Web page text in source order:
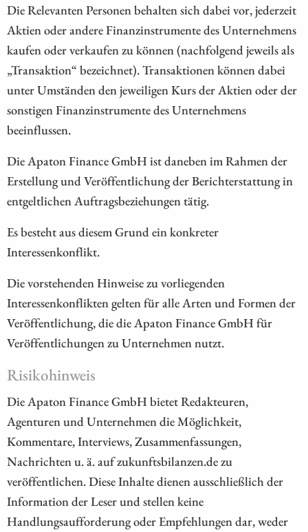
Die Relevanten Personen behalten sich dabei vor, jederzeit
Aktien oder andere Finanzinstrumente des Unternehmens
kaufen oder verkaufen zu können (nachfolgend jeweils als
„Transaktion“ bezeichnet). Transaktionen können dabei
unter Umständen den jeweiligen Kurs der Aktien oder der
sonstigen Finanzinstrumente des Unternehmens
beeinflussen.
Die Apaton Finance GmbH ist daneben im Rahmen der
Erstellung und Veröffentlichung der Berichterstattung in
entgeltlichen Auftragsbeziehungen tätig.
Es besteht aus diesem Grund ein konkreter
Interessenkonflikt.
Die vorstehenden Hinweise zu vorliegenden
Interessenkonflikten gelten für alle Arten und Formen der
Veröffentlichung, die die Apaton Finance GmbH für
Veröffentlichungen zu Unternehmen nutzt.
Risikohinweis
Die Apaton Finance GmbH bietet Redakteuren,
Agenturen und Unternehmen die Möglichkeit,
Kommentare, Interviews, Zusammenfassungen,
Nachrichten u. ä. auf zukunftsbilanzen.de zu
veröffentlichen. Diese Inhalte dienen ausschließlich der
Information der Leser und stellen keine
Handlungsaufforderung oder Empfehlungen dar, weder